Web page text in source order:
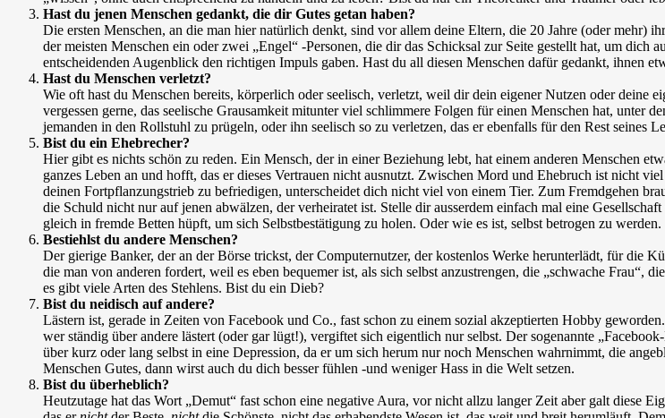
Hast du jenen Menschen gedankt, die dir Gutes getan haben?
Die ersten Menschen, an die man hier natürlich denkt, sind vor allem deine Eltern, die 20 Jahre (oder mehr)
der meisten Menschen ein oder zwei „Engel“ -Personen, die dir das Schicksal zur Seite gestellt hat, um
entscheidenden Augenblick den richtigen Impuls gaben. Hast du all diesen Menschen dafür gedankt, ihnen
Hast du Menschen verletzt?
Wie oft hast du Menschen bereits, körperlich oder seelisch, verletzt, weil dir dein eigener Nutzen oder
vergessen gerne, das seelische Grausamkeit mitunter viel schlimmere Folgen für einen Menschen hat, unter
jemanden in den Rollstuhl zu prügeln, oder ihn seelisch so zu verletzen, das er ebenfalls für den Rest seines
Bist du ein Ehebrecher?
Hier gibt es nichts schön zu reden. Ein Mensch, der in einer Beziehung lebt, hat einem anderen Menschen
ganzes Leben an und hofft, das er dieses Vertrauen nicht ausnutzt. Zwischen Mord und Ehebruch ist nicht
deinen Fortpflanzungstrieb zu befriedigen, unterscheidet dich nicht viel von einem Tier. Zum Fremdgehen
die Schuld nicht nur auf jenen abwälzen, der verheiratet ist. Stelle dir ausserdem einfach mal eine
gleich in fremde Betten hüpft, um sich Selbstbestätigung zu holen. Oder wie es ist, selbst betrogen zu
Bestiehlst du andere Menschen?
Der gierige Banker, der an der Börse trickst, der Computernutzer, der kostenlos Werke herunterlädt, für die
die man von anderen fordert, weil es eben bequemer ist, als sich selbst anzustrengen, die „schwache Frau“,
es gibt viele Arten des Stehlens. Bist du ein Dieb?
Bist du neidisch auf andere?
Lästern ist, gerade in Zeiten von Facebook und Co., fast schon zu einem sozial akzeptierten Hobby
wer ständig über andere lästert (oder gar lügt!), vergiftet sich eigentlich nur selbst. Der sogenannte
über kurz oder lang selbst in eine Depression, da er um sich herum nur noch Menschen wahrnimmt, die
Menschen Gutes, dann wirst auch du dich besser fühlen -und weniger Hass in die Welt setzen.
Bist du überheblich?
Heutzutage hat das Wort „Demut“ fast schon eine negative Aura, vor nicht allzu langer Zeit aber galt diese